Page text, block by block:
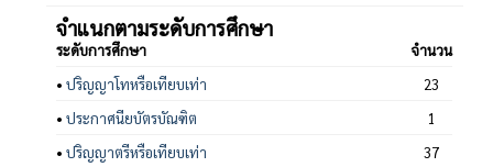
จำแนกตามระดับการศึกษา
ระดับการศึกษา
จำนวน
• ปริญญาโทหรือเทียบเท่า
23
• ประกาศนียบัตรบัณฑิต
1
• ปริญญาตรีหรือเทียบเท่า
37